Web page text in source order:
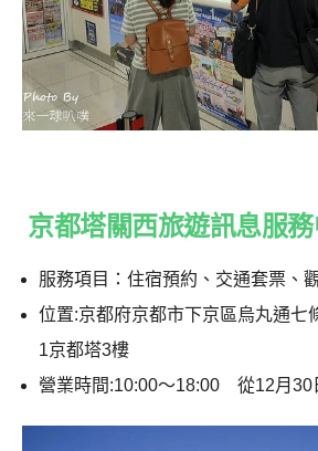
京都塔關西旅遊訊息服
服務項目：住宿預約、交通套票、
位置:京都府京都市下京區烏丸通七
1京都塔3樓
營業時間:10:00〜18:00 從12月30